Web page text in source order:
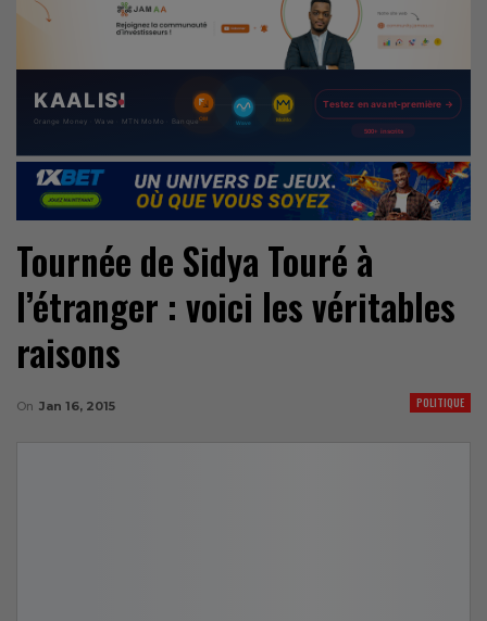
Tournée de Sidya Touré à
l’étranger : voici les véritables
raisons
POLITIQUE
On Jan 16, 2015